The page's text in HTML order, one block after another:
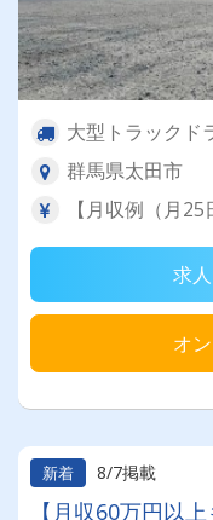
大型トラックド
群馬県太田市
【月収例（月
求
オ
新着 8/7掲載
【月収60万円以